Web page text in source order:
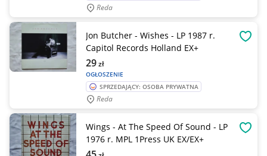
Reda
Jon Butcher - Wishes - LP 1987 r.
Capitol Records Holland EX+
OGŁOSZENIE
29zł
SPRZEDAJĄCY: OSOBA PRYWATNA
Reda
Wings - At The Speed Of Sound - LP
1976 r. MPL 1Press UK EX/EX+